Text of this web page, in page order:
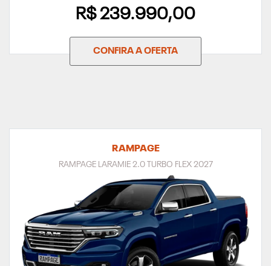
R$ 239.990,00
CONFIRA A OFERTA
RAMPAGE
RAMPAGE LARAMIE 2.0 TURBO FLEX 2027